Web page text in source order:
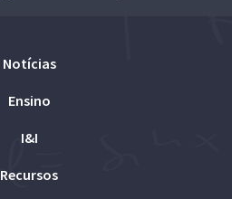
Notícias
Ensino
I&I
Recursos